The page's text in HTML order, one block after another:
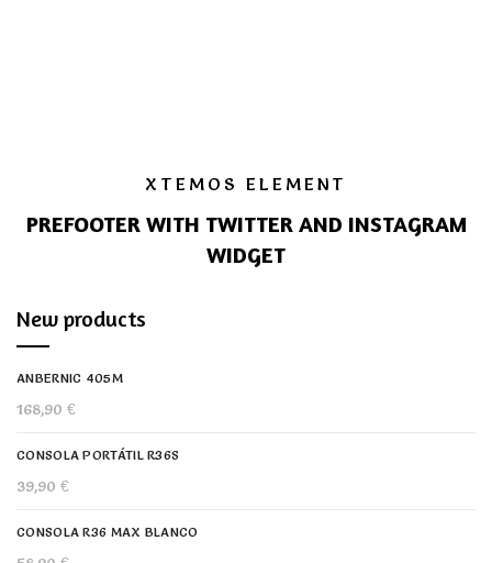
XTEMOS ELEMENT
PREFOOTER WITH TWITTER AND INSTAGRAM
WIDGET
New products
ANBERNIC 405M
168,90 €
CONSOLA PORTÁTIL R36S
39,90 €
CONSOLA R36 MAX BLANCO